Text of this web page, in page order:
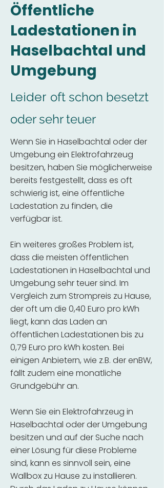
Öffentliche
Ladestationen in
Haselbachtal und
Umgebung
Leider oft schon besetzt
oder sehr teuer
Wenn Sie in Haselbachtal oder der
Umgebung ein Elektrofahrzeug
besitzen, haben Sie möglicherweise
bereits festgestellt, dass es oft
schwierig ist, eine öffentliche
Ladestation zu finden, die
verfügbar ist.
Ein weiteres großes Problem ist,
dass die meisten öffentlichen
Ladestationen in Haselbachtal und
Umgebung sehr teuer sind. Im
Vergleich zum Strompreis zu Hause,
der oft um die 0,40 Euro pro kWh
liegt, kann das Laden an
öffentlichen Ladestationen bis zu
0,79 Euro pro kWh kosten. Bei
einigen Anbietern, wie z.B. der enBW,
fällt zudem eine monatliche
Grundgebühr an.
Wenn Sie ein Elektrofahrzeug in
Haselbachtal oder der Umgebung
besitzen und auf der Suche nach
einer Lösung für diese Probleme
sind, kann es sinnvoll sein, eine
Wallbox zu Hause zu installieren.